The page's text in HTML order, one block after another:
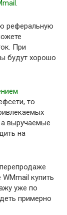
.
реферальную
При
будут хорошо
то
выручаемые
на
купить
уже по
примерно